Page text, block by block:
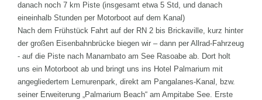
danach noch 7 km Piste (insgesamt etwa 5 Std, und danach
eineinhalb Stunden per Motorboot auf dem Kanal)
Nach dem Frühstück Fahrt auf der RN 2 bis Brickaville, kurz hinter
der großen Eisenbahnbrücke biegen wir – dann per Allrad-Fahrzeug
- auf die Piste nach Manambato am See Rasoabe ab. Dort holt
uns ein Motorboot ab und bringt uns ins Hotel Palmarium mit
angegliedertem Lemurenpark, direkt am Pangalanes-Kanal, bzw.
seiner Erweiterung „Palmarium Beach“ am Ampitabe See. Erste